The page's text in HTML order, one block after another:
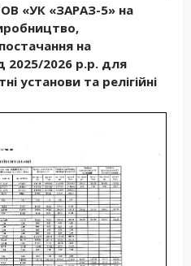
«УК «ЗАРАЗ-5» на
на
2025/2026 р.р. для
установи та релігійні